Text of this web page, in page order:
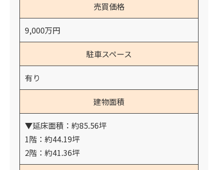
売買価格
9,000万円
駐車スペース
有り
建物面積
▼延床面積：約85.56坪
1階：約44.19坪
2階：約41.36坪